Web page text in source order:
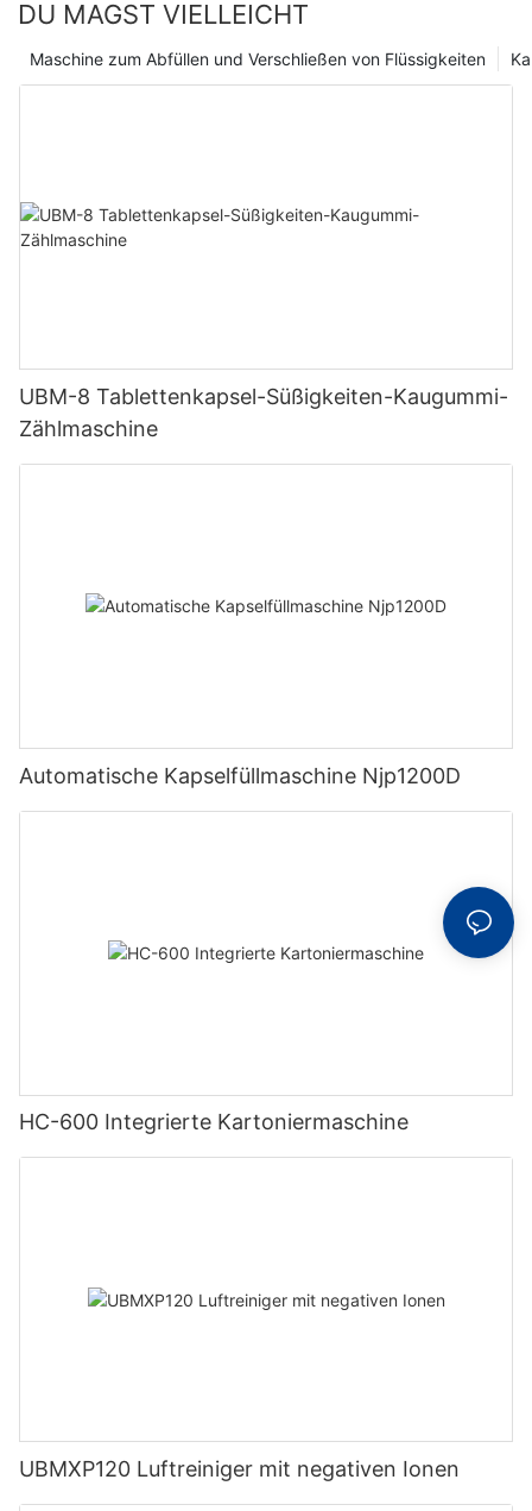
pharmazeutische Fertigungsindustrie weiter verbessern wird.
DU MAGST VIELLEICHT
Maschine zum Abfüllen und Verschließen von Flüssigkeiten
UBM-8 Tablettenkapsel-Süßigkeiten-Kaugummi-
Zählmaschine
Automatische Kapselfüllmaschine Njp1200D
HC-600 Integrierte Kartoniermaschine
UBMXP120 Luftreiniger mit negativen Ionen